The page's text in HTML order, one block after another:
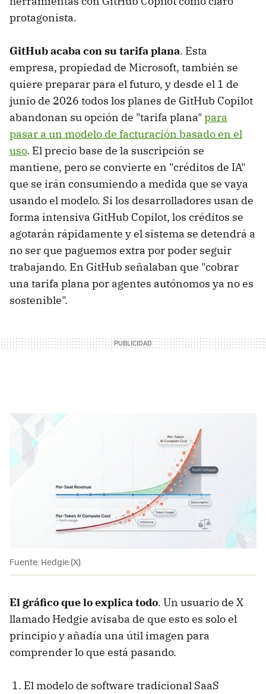
protagonista.
GitHub acaba con su tarifa plana. Esta
empresa, propiedad de Microsoft, también se
quiere preparar para el futuro, y desde el 1 de
junio de 2026 todos los planes de GitHub Copilot
abandonan su opción de "tarifa plana" para
pasar a un modelo de facturación basado en el
uso. El precio base de la suscripción se
mantiene, pero se convierte en "créditos de IA"
que se irán consumiendo a medida que se vaya
usando el modelo. Si los desarrolladores usan de
forma intensiva GitHub Copilot, los créditos se
agotarán rápidamente y el sistema se detendrá a
no ser que paguemos extra por poder seguir
trabajando. En GitHub señalaban que "cobrar
una tarifa plana por agentes autónomos ya no es
sostenible".
Fuente: Hedgie (X).
El gráfico que lo explica todo. Un usuario de X
llamado Hedgie avisaba de que esto es solo el
principio y añadía una útil imagen para
comprender lo que está pasando.
El modelo de software tradicional SaaS